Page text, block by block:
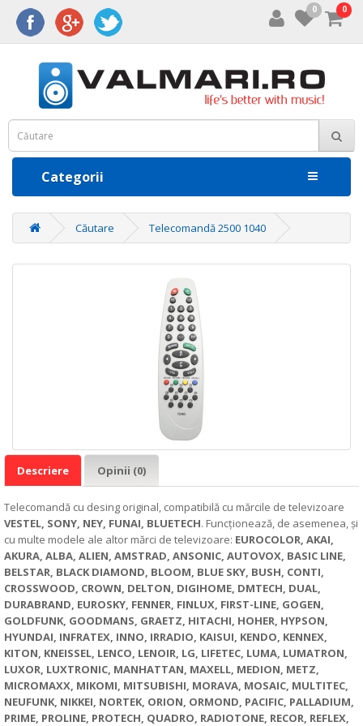
0 0
Categorii
Căutare Telecomandă 2500 1040
Descriere Opinii (0)
Telecomandă cu desing original, compatibilă cu mărcile de televizoare
VESTEL, SONY, NEY, FUNAI, BLUETECH. Funcționează, de asemenea, și
cu multe modele ale altor mărci de televizoare: EUROCOLOR, AKAI,
AKURA, ALBA, ALIEN, AMSTRAD, ANSONIC, AUTOVOX, BASIC LINE,
BELSTAR, BLACK DIAMOND, BLOOM, BLUE SKY, BUSH, CONTI,
CROSSWOOD, CROWN, DELTON, DIGIHOME, DMTECH, DUAL,
DURABRAND, EUROSKY, FENNER, FINLUX, FIRST-LINE, GOGEN,
GOLDFUNK, GOODMANS, GRAETZ, HITACHI, HOHER, HYPSON,
HYUNDAI, INFRATEX, INNO, IRRADIO, KAISUI, KENDO, KENNEX,
KITON, KNEISSEL, LENCO, LENOIR, LG, LIFETEC, LUMA, LUMATRON,
LUXOR, LUXTRONIC, MANHATTAN, MAXELL, MEDION, METZ,
MICROMAXX, MIKOMI, MITSUBISHI, MORAVA, MOSAIC, MULTITEC,
NEUFUNK, NIKKEI, NORTEK, ORION, ORMOND, PACIFIC, PALLADIUM,
PRIME, PROLINE, PROTECH, QUADRO, RADIOTONE, RECOR, REFLEX,